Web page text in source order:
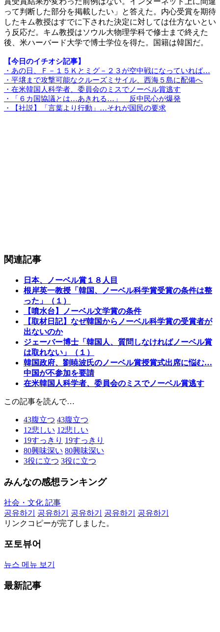
って判断した部分を掲載したい」と答えた。内心受賞を期待
したキム教授はすでに下された決定に対しては仕方ないとい
う反応だ。キム教授はソウル大物理学科で修士まで終えた
後、米ハーバード大学で博士学位を得た。国籍は韓国だ。
【今日のイチオシ記事】
・あの日、Ｆ－１５Ｋとミグ－２３が空中戦になっていれば…
・平壌まで攻撃可能なクルーズミサイル、西海５島に配備へ
・在米韓国人科学者、委員会のミスでノーベル賞逃す
・「６カ国協議とは…あきれる…」 反中民心が爆発
・【社説】「言葉より行動」…それが国民の要求
関連記事
日本、ノーベル賞１８人目
根岸英一教授「韓国、ノーベル科学賞受賞の条件は整
った」（１）
【噴水台】ノーベル文学賞の条件
【取材日記】なぜ韓国からノーベル科学賞の受賞者が
出ないのか
ジェーバー博士「韓国人、質問しなければノーベル賞
は取れない」（１）
韓国政府、劉暁波氏のノーベル賞授賞式出席に悩む…
中国が不参加を要請
在米韓国人科学者、委員会のミスでノーベル賞逃す
この記事を読んで…
43腹立つ 43腹立つ
12悲しい 12悲しい
19すっきり 19すっきり
80興味深い 80興味深い
3役に立つ 3役に立つ
みんなの感想ランキング
社会・文化 記事
공유하기
공유하기 공유하기 공유하기
공유하기
リンクコピーが完了しました。
포토뷰어
뉴스 메뉴 보기
最新記事